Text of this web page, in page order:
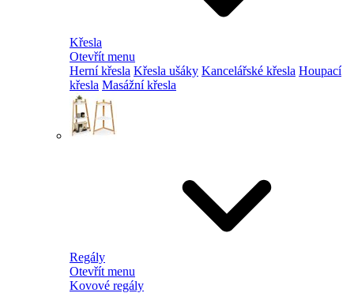
Křesla
Otevřít menu
Herní křesla Křesla ušáky Kancelářské křesla Houpací
křesla Masážní křesla
Regály
Otevřít menu
Kovové regály